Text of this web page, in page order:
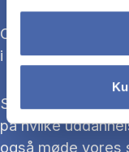
Overvejer du at
i 2027?
Så kom med til
på hvilke
også møde vores